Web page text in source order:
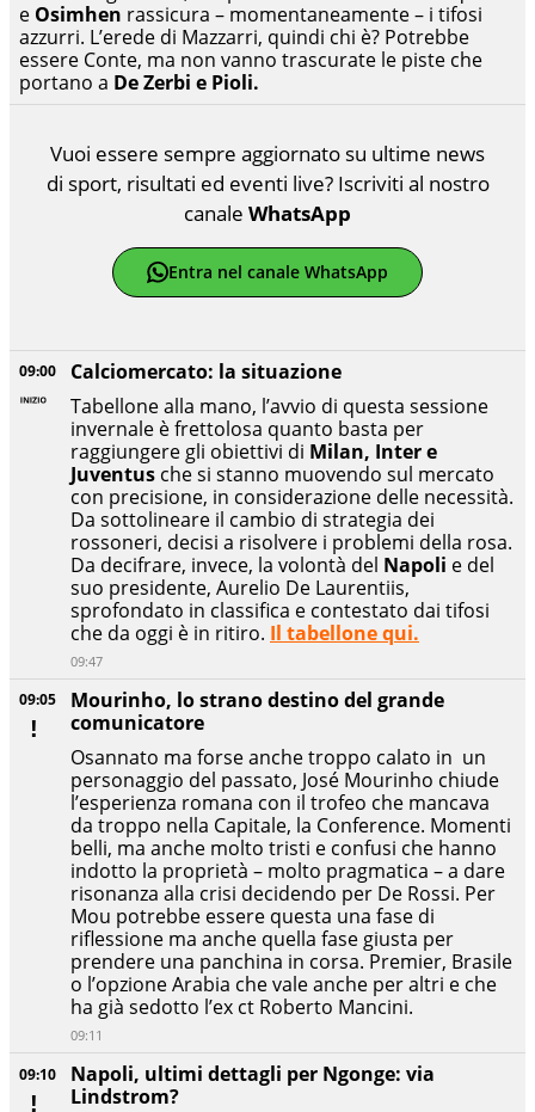
e Osimhen rassicura – momentaneamente – i tifosi
azzurri. L’erede di Mazzarri, quindi chi è? Potrebbe
essere Conte, ma non vanno trascurate le piste che
portano a De Zerbi e Pioli.
09:10
Napoli, ultimi dettagli per Ngonge: via
Lindstrom?
09:05
Mourinho, lo strano destino del grande
comunicatore
Osannato ma forse anche troppo calato in un
personaggio del passato, José Mourinho chiude
l’esperienza romana con il trofeo che mancava
da troppo nella Capitale, la Conference. Momenti
belli, ma anche molto tristi e confusi che hanno
indotto la proprietà – molto pragmatica – a dare
risonanza alla crisi decidendo per De Rossi. Per
Mou potrebbe essere questa una fase di
riflessione ma anche quella fase giusta per
prendere una panchina in corsa. Premier, Brasile
o l’opzione Arabia che vale anche per altri e che
ha già sedotto l’ex ct Roberto Mancini.
09:11
09:00
Calciomercato: la situazione
Tabellone alla mano, l’avvio di questa sessione
invernale è frettolosa quanto basta per
raggiungere gli obiettivi di Milan, Inter e
Juventus che si stanno muovendo sul mercato
con precisione, in considerazione delle necessità.
Da sottolineare il cambio di strategia dei
rossoneri, decisi a risolvere i problemi della rosa.
Da decifrare, invece, la volontà del Napoli e del
suo presidente, Aurelio De Laurentiis,
sprofondato in classifica e contestato dai tifosi
che da oggi è in ritiro. Il tabellone qui.
09:47
Vuoi essere sempre aggiornato su ultime news
di sport, risultati ed eventi live? Iscriviti al nostro
canale WhatsApp
Entra nel canale WhatsApp